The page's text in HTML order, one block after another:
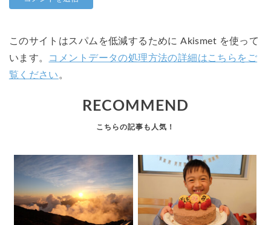
このサイトはスパムを低減するために Akismet を使って
います。 コメントデータの処理方法の詳細はこちらをご
覧ください。
RECOMMEND